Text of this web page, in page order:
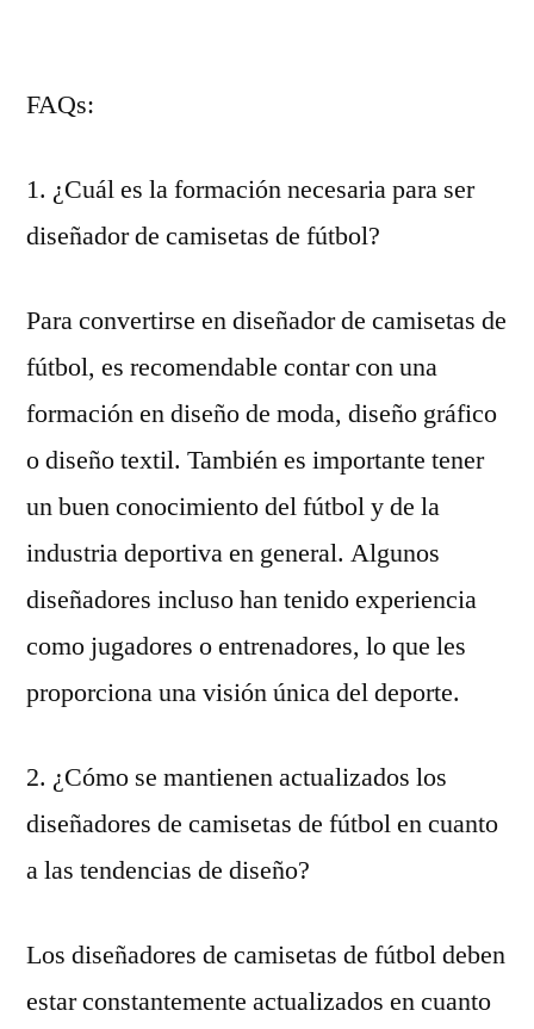
FAQs:
1. ¿Cuál es la formación necesaria para ser
diseñador de camisetas de fútbol?
Para convertirse en diseñador de camisetas de
fútbol, es recomendable contar con una
formación en diseño de moda, diseño gráfico
o diseño textil. También es importante tener
un buen conocimiento del fútbol y de la
industria deportiva en general. Algunos
diseñadores incluso han tenido experiencia
como jugadores o entrenadores, lo que les
proporciona una visión única del deporte.
2. ¿Cómo se mantienen actualizados los
diseñadores de camisetas de fútbol en cuanto
a las tendencias de diseño?
Los diseñadores de camisetas de fútbol deben
estar constantemente actualizados en cuanto